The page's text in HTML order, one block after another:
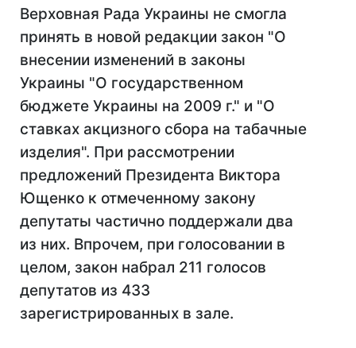
Верховная Рада Украины не смогла
принять в новой редакции закон "О
внесении изменений в законы
Украины "О государственном
бюджете Украины на 2009 г." и "О
ставках акцизного сбора на табачные
изделия". При рассмотрении
предложений Президента Виктора
Ющенко к отмеченному закону
депутаты частично поддержали два
из них. Впрочем, при голосовании в
целом, закон набрал 211 голосов
депутатов из 433
зарегистрированных в зале.